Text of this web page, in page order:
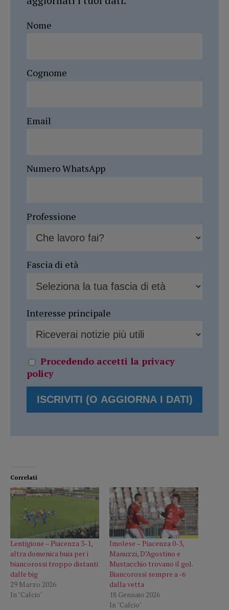
Nome
Cognome
Email
Numero WhatsApp
Professione
Fascia di età
Interesse principale
Procedendo accetti la privacy
policy
Correlati
Lentigione – Piacenza 3-1,
altra domenica buia per i
biancorossi troppo distanti
dalle big
29 Marzo 2026
In "Calcio"
Imolese – Piacenza 0-3,
Manuzzi, D’Agostino e
Mustacchio trovano il gol.
Biancorossi sempre a -6
dalla vetta
18 Gennaio 2026
In "Calcio"